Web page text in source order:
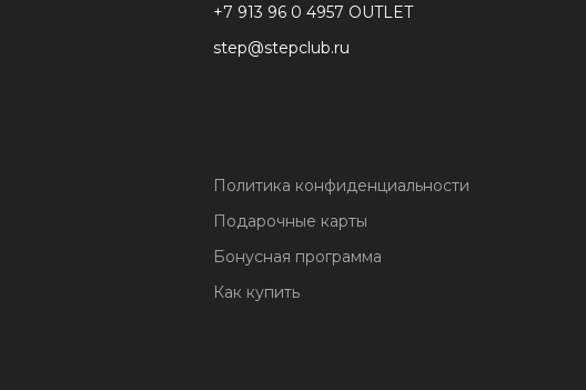
+7 913 96 0 4957 OUTLET
step@stepclub.ru
Политика конфиденциальности
Подарочные карты
Бонусная программа
Как купить